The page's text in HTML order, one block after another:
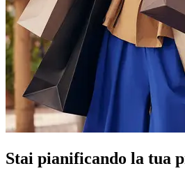
Stai pianificando la tua